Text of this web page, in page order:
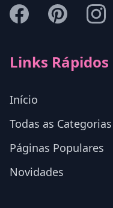
Links Rápidos
Início
Todas as Categorias
Páginas Populares
Novidades